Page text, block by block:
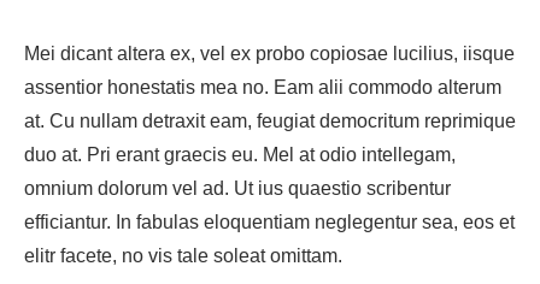
Mei dicant altera ex, vel ex probo copiosae lucilius, iisque
assentior honestatis mea no. Eam alii commodo alterum
at. Cu nullam detraxit eam, feugiat democritum reprimique
duo at. Pri erant graecis eu. Mel at odio intellegam,
omnium dolorum vel ad. Ut ius quaestio scribentur
efficiantur. In fabulas eloquentiam neglegentur sea, eos et
elitr facete, no vis tale soleat omittam.